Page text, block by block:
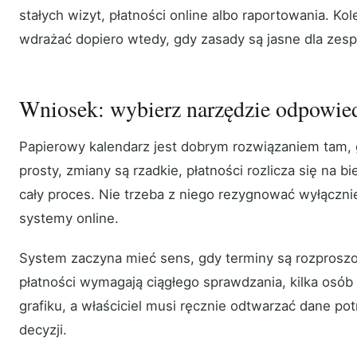
stałych wizyt, płatności online albo raportowania.
wdrażać dopiero wtedy, gdy zasady są jasne dla
Wniosek: wybierz narzędzie
Papierowy kalendarz jest dobrym rozwiązaniem
prosty, zmiany są rzadkie, płatności rozlicza się na
cały proces. Nie trzeba z niego rezygnować
systemy online.
System zaczyna mieć sens, gdy terminy są
płatności wymagają ciągłego sprawdzania, kilka
grafiku, a właściciel musi ręcznie odtwarzać dane
decyzji.